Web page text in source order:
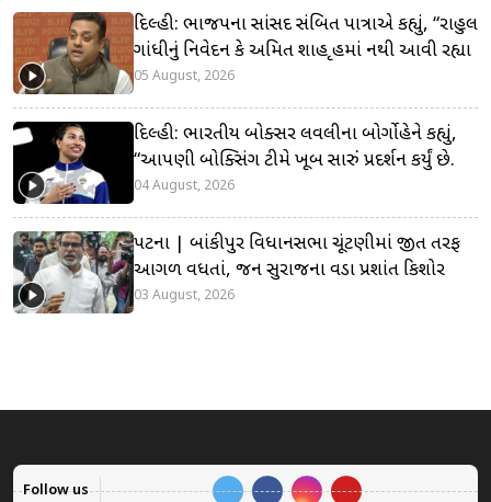
દિલ્હી: ભાજપના સાંસદ સંબિત પાત્રાએ કહ્યું, “રાહુલ
ગાંધીનું નિવેદન કે અમિત શાહ ગૃહમાં નથી આવી રહ્યા
05 August, 2026
દિલ્હી: ભારતીય બોક્સર લવલીના બોર્ગોહેને કહ્યું,
“આપણી બોક્સિંગ ટીમે ખૂબ સારું પ્રદર્શન કર્યું છે.
04 August, 2026
પટના | બાંકીપુર વિધાનસભા ચૂંટણીમાં જીત તરફ
આગળ વધતાં, જન સુરાજના વડા પ્રશાંત કિશોર
03 August, 2026
Follow us